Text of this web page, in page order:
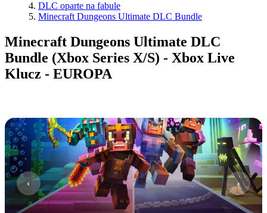
DLC oparte na fabule
Minecraft Dungeons Ultimate DLC Bundle
Minecraft Dungeons Ultimate DLC
Bundle (Xbox Series X/S) - Xbox Live
Klucz - EUROPA